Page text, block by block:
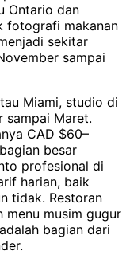
Ontario dan
fotografi makanan
sekitar
sampai
Miami, studio di
sampai Maret.
CAD $60–
besar
profesional di
harian, baik
tidak. Restoran
menu musim gugur
bagian dari